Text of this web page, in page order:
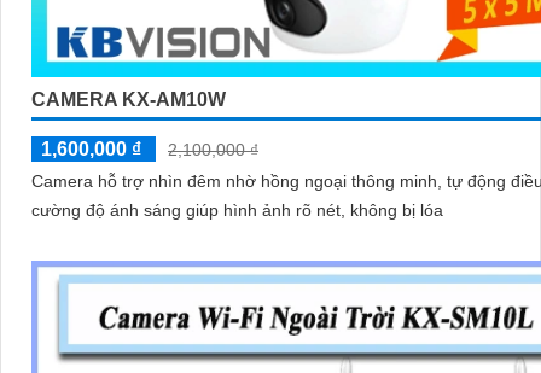
CAMERA KX-AM10W
1,600,000 ₫
2,100,000 ₫
Camera hỗ trợ nhìn đêm nhờ hồng ngoại thông minh, tự động
cường độ ánh sáng giúp hình ảnh rõ nét, không bị lóa